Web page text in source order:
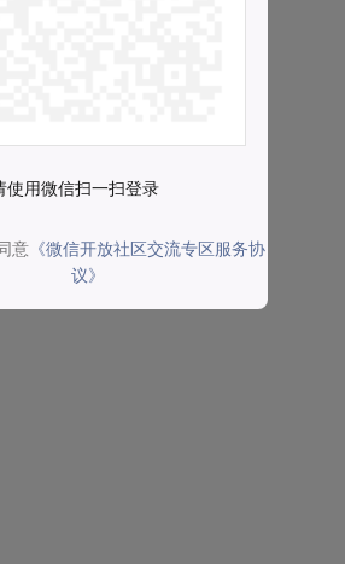
使用微信扫一扫登录
意 《微信开放社区交流专区服务协
议》